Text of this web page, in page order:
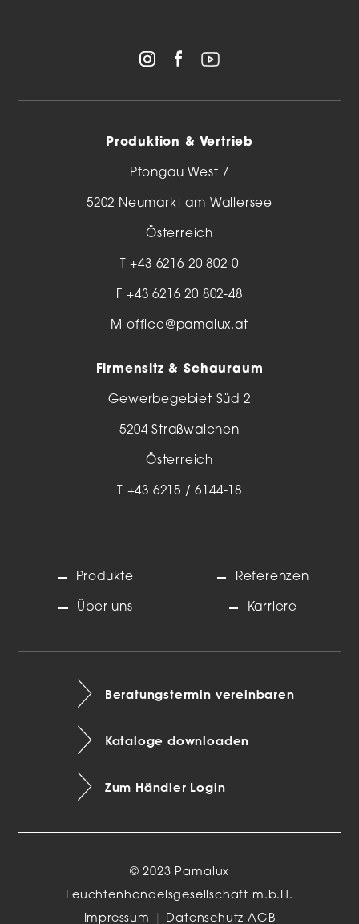
Produktion & Vertrieb
Pfongau West 7
5202 Neumarkt am Wallersee
Österreich
T+43 6216 20 802-0
F +43 6216 20 802-48
M office@pamalux.at
Firmensitz & Schauraum
Gewerbegebiet Süd 2
5204 Straßwalchen
Österreich
T +43 6215 / 6144-18
Produkte
Über uns
Referenzen
Karriere
Beratungstermin vereinbaren
Kataloge downloaden
Zum Händler Login
© 2023 Pamalux
Leuchtenhandelsgesellschaft m.b.H.
Impressum
Datenschutz AGB